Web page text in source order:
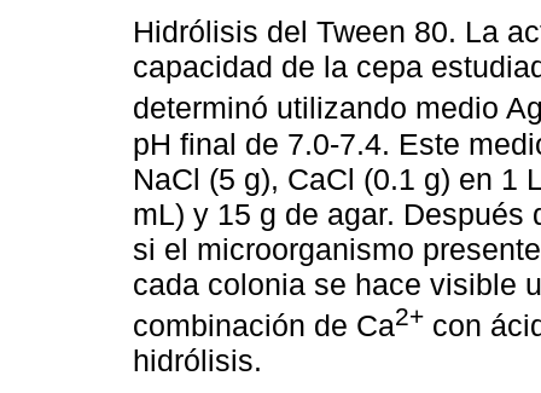
Hidrólisis del Tween 80. La
capacidad de la cepa
determinó utilizando medio
pH final de 7.0-7.4. Este
NaCl (5 g), CaCl (0.1 g) en 1
mL) y 15 g de agar. Después
si el microorganismo
cada colonia se hace visible
combinación de Ca2+ con
hidrólisis.